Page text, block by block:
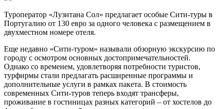
Туроператор «Лузитана Сол» предлагает особые Сити-туры в
Португалию от 130 евро за одного человека с размещением в
двухместном номере отеля.
Еще недавно «Сити-туром» называли обзорную экскурсию по
городу с осмотром основных достопримечательностей.
Однако со временем, удовлетворяя потребности туристов,
турфирмы стали предлагать расширенные программы и
дополнительные услуги в рамках пакета. В стоимость
современных Сити-туров теперь входят трансферы,
проживание в гостиницах разных категорий – от хостелов до